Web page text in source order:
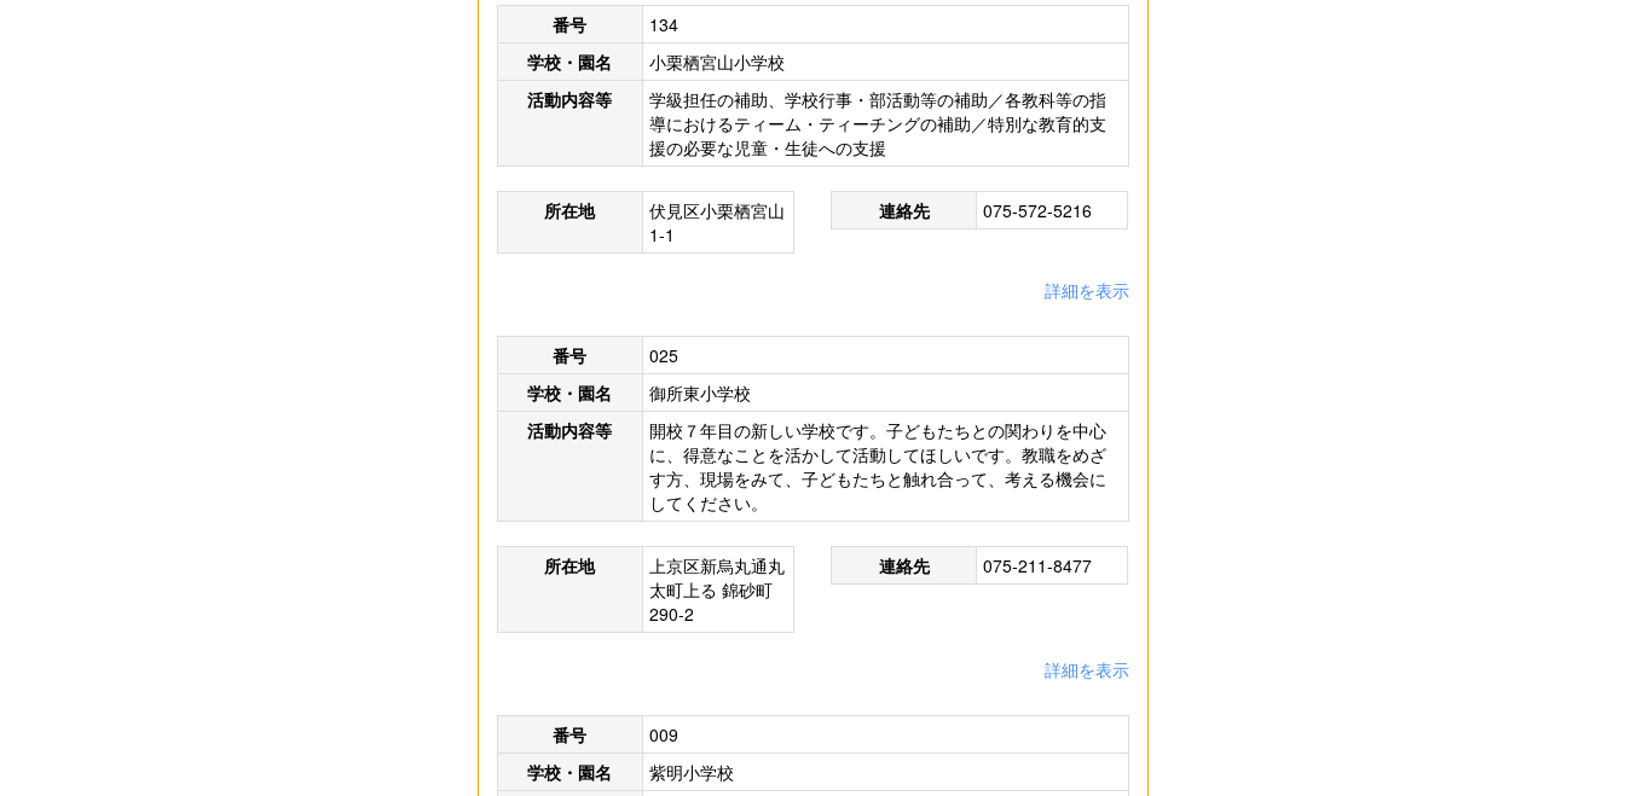
番号
134
学校・園名
小栗栖宮山小学校
活動内容等
学級担任の補助、学校行事・部活動等の補助／各教科等の指
導におけるティーム・ティーチングの補助／特別な教育的支
援の必要な児童・生徒への支援
所在地
伏見区小栗栖宮山
1-1
連絡先 075-572-5216
詳細を表示
番号
025
学校・園名
御所東小学校
活動内容等
開校７年目の新しい学校です。子どもたちとの関わりを中心
に、得意なことを活かして活動してほしいです。教職をめざ
す方、現場をみて、子どもたちと触れ合って、考える機会に
してください。
所在地
上京区新烏丸通丸
太町上る 錦砂町
290-2
連絡先 075-211-8477
詳細を表示
番号
009
学校・園名
紫明小学校